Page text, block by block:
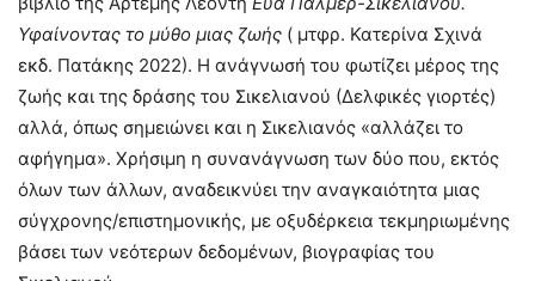
Υφαίνοντας το μύθο μιας ζωής ( μτφρ. Κατερίνα Σχινά
εκδ. Πατάκης 2022). Η ανάγνωσή του φωτίζει μέρος της
ζωής και της δράσης του Σικελιανού (Δελφικές γιορτές)
αλλά, όπως σημειώνει και η Σικελιανός «αλλάζει το
αφήγημα». Χρήσιμη η συνανάγνωση των δύο που, εκτός
όλων των άλλων, αναδεικνύει την αναγκαιότητα μιας
σύγχρονης/επιστημονικής, με οξυδέρκεια τεκμηριωμένης
βάσει των νεότερων δεδομένων, βιογραφίας του